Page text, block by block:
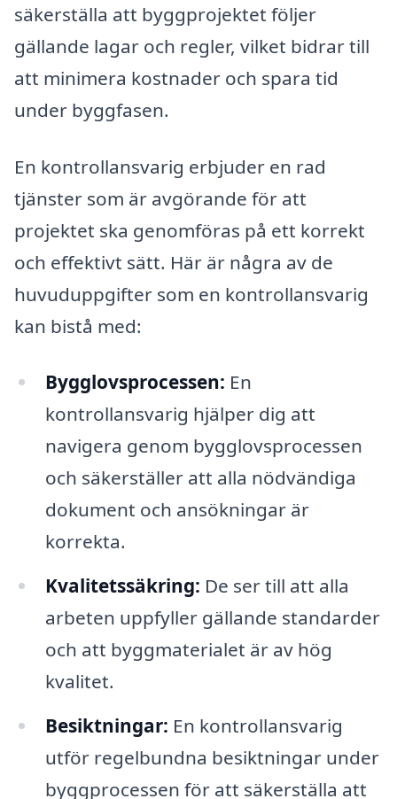
säkerställa att byggprojektet följer
gällande lagar och regler, vilket bidrar till
att minimera kostnader och spara tid
under byggfasen.
En kontrollansvarig erbjuder en rad
tjänster som är avgörande för att
projektet ska genomföras på ett korrekt
och effektivt sätt. Här är några av de
huvuduppgifter som en kontrollansvarig
kan bistå med:
Bygglovsprocessen: En
kontrollansvarig hjälper dig att
navigera genom bygglovsprocessen
och säkerställer att alla nödvändiga
dokument och ansökningar är
korrekta.
Kvalitetssäkring: De ser till att alla
arbeten uppfyller gällande standarder
och att byggmaterialet är av hög
kvalitet.
Besiktningar: En kontrollansvarig
utför regelbundna besiktningar under
byggprocessen för att säkerställa att